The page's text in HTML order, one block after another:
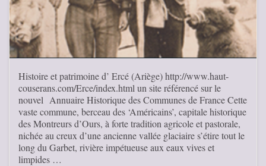
Histoire et patrimoine d’ Ercé (Ariège) http://www.haut-
couserans.com/Erce/index.html un site référencé sur le
nouvel Annuaire Historique des Communes de France Cette
vaste commune, berceau des ‘Américains’, capitale historique
des Montreurs d’Ours, à forte tradition agricole et pastorale,
nichée au creux d’une ancienne vallée glaciaire s’étire tout le
long du Garbet, rivière impétueuse aux eaux vives et
limpides …